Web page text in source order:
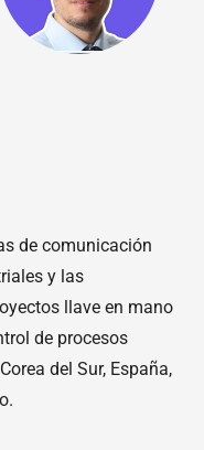
de comunicación
y las
llave en mano
de procesos
del Sur, España,